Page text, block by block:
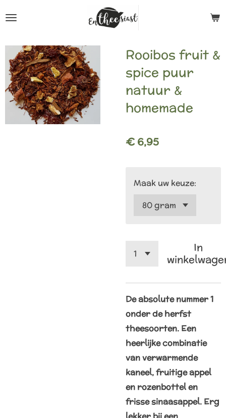
hoofdinhoud
Rooibos fruit &
spice puur
natuur &
homemade
€ 6,95
Maak uw keuze:
In
De absolute nummer 1
onder de herfst
theesoorten. Een
heerlijke combinatie
van verwarmende
kaneel, fruitige appel
en rozenbottel en
frisse sinaasappel. Erg